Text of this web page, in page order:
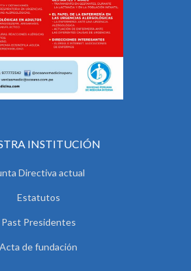
INSTITUCIÓN
Directiva actual
Estatutos
Past Presidentes
Acta de fundación